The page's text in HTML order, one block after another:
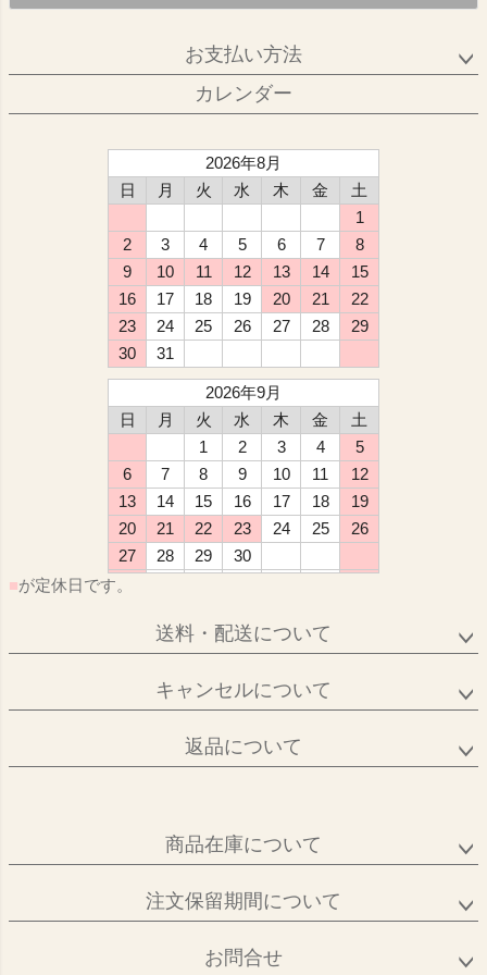
お支払い方法
カレンダー
2026年8月
日
月 火 水 木 金
土
1
2
3 4 5 6 7
8
9
10 11 12 13 14
15
16
17 18 19 20 21
22
23
24 25 26 27 28
29
30
31
2026年9月
日
月 火 水 木 金
土
1
2 3 4
5
6
7 8 9 10 11
12
13
14 15 16 17 18
19
20
21 22 23 24 25
26
27
28 29
30
■が定休日です。
送料・配送について
キャンセルについて
返品について
商品在庫について
注文保留期間について
お問合せ